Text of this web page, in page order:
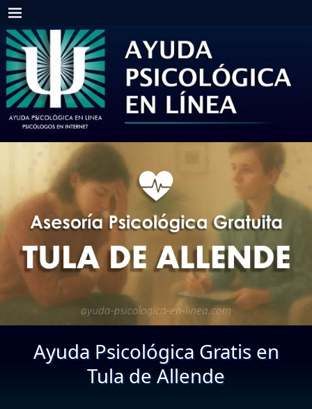
Ayuda Psicológica Gratis en
Tula de Allende